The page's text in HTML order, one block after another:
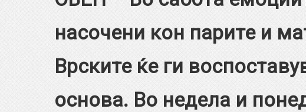
насочени кон парите и
Врските ќе ги
основа. Во недела и